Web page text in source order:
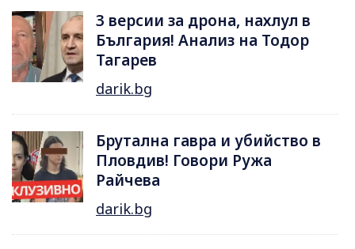
3 версии за дрона, нахлул в
България! Анализ на Тодор
Тагарев
darik.bg
Брутална гавра и убийство в
Пловдив! Говори Ружа
Райчева
darik.bg